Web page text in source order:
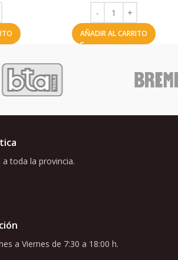
AÑADIR AL CARRITO
a toda la provincia.
a Viernes de 7:30 a 18:00 h.